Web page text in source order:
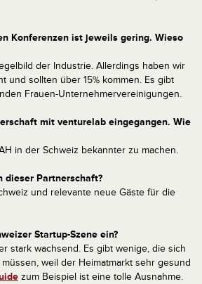
Konferenzen ist jeweils gering. Wieso
der Industrie. Allerdings haben wir
und sollten über 15% kommen. Es gibt
Frauen-Unternehmervereinigungen.
mit venturelab eingegangen. Wie
in der Schweiz bekannter zu machen.
dieser Partnerschaft?
und relevante neue Gäste für die
Startup-Szene ein?
stark wachsend. Es gibt wenige, die sich
weil der Heimatmarkt sehr gesund
zum Beispiel ist eine tolle Ausnahme.